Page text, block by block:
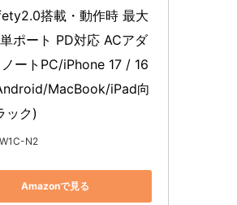
搭載・動作時 最大
ポート PD対応 ACアダ
ートPC/iPhone 17 / 16
MacBook/iPad向
ック)
N2
Amazonで見る